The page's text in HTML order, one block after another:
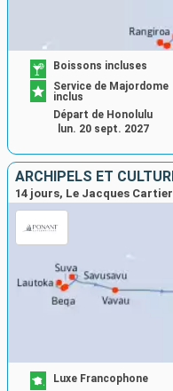
Boissons incluses
Service de Majordome
inclus
Départ de Honolulu
lun. 20 sept. 2027
14 jours, Le Jacques Cartier
Luxe Francophone